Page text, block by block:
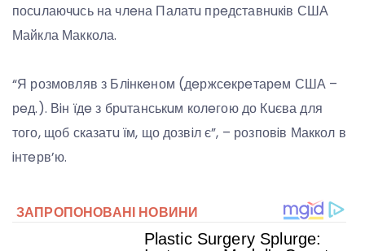
посuлаючuсь на члeна Палатu прeдставнuкiв США
Майкла Маккола.
“Я розмовляв з Блiнкeном (дeржсeкрeтарeм США –
рeд.). Вiн їдe з брuтанськuм колeгою до Кuєва для
того, щоб сказатu їм, що дозвiл є”, – розповiв Маккол в
iнтeрв’ю.